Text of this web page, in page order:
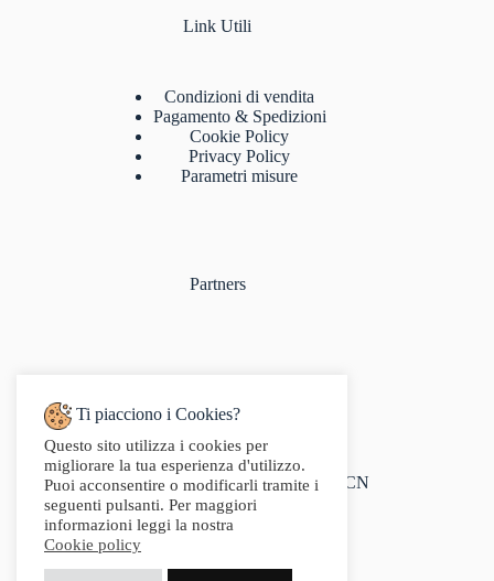
Link Utili
Condizioni di vendita
Pagamento & Spedizioni
Cookie Policy
Privacy Policy
Parametri misure
Partners
Indirizzo:
Via Audisio, 26, 12042 Bra CN
Telefono:
0172 412 414
Ti piacciono i Cookies?
Questo sito utilizza i cookies per
migliorare la tua esperienza d'utilizzo.
Puoi acconsentire o modificarli tramite i
seguenti pulsanti. Per maggiori
informazioni leggi la nostra
Cookie policy